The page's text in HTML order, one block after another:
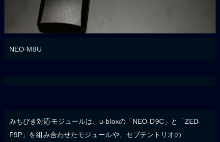
NEO-M8U
みちびき対応モジュールは、u-bloxの「NEO-D9C」と「ZED-
F9P」を組み合わせたモジュールや、セプテントリオの